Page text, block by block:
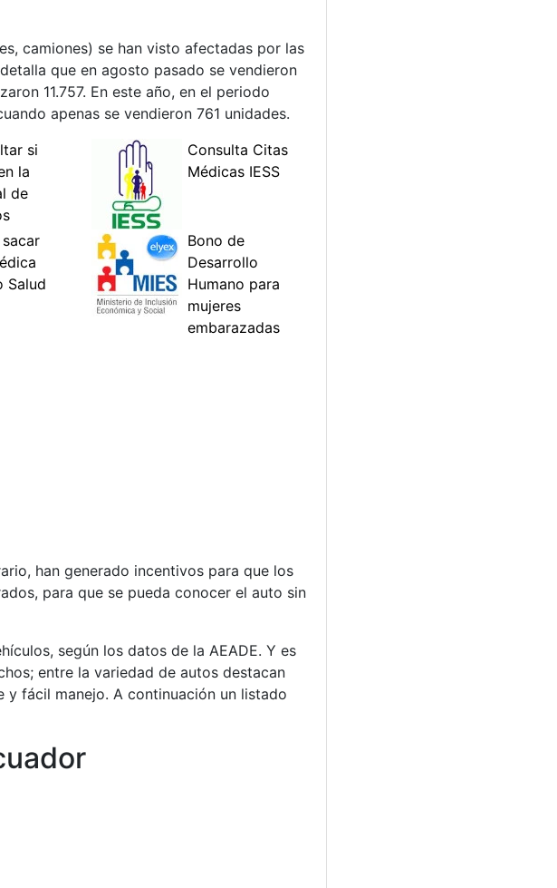
camiones) se han visto afectadas por las
que en agosto pasado se vendieron
11.757. En este año, en el periodo
apenas se vendieron 761 unidades.
han generado incentivos para que los
para que se pueda conocer el auto sin
según los datos de la AEADE. Y es
entre la variedad de autos destacan
fácil manejo. A continuación un listado